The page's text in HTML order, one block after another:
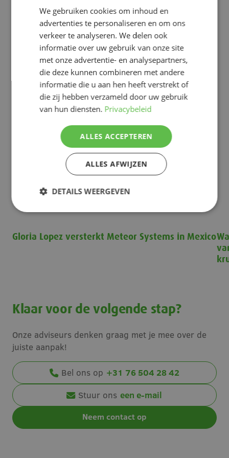
voedselproductie wereldwijd.
Kies voor maximale bescherming en tot wel 10 jaar
garantie met de nieuwe MS-150. Neem contact op
met een van onze teeltspecialisten; we bespreken
graag de mogelijkheden voor jouw bedrijf.
Meer nieuws
Gloria Lopez versterkt Meteor Systems in Mexico
Klaar voor de volgende stap?
Onze adviseurs denken graag met je mee over de
juiste aanpak!
Bel ons op +31 76 504 28 42
Stuur ons een e-mail
Neem contact op
We gebruiken cookies om inhoud en
advertenties te personaliseren en om ons
verkeer te analyseren. We delen ook
informatie over uw gebruik van onze site
met onze advertentie- en analysepartners,
die deze kunnen combineren met andere
informatie die u aan hen heeft verstrekt of
die zij hebben verzameld door uw gebruik
van hun diensten. Privacybeleid
ALLES ACCEPTEREN
ALLES AFWIJZEN
DETAILS WEERGEVEN
Strikt noodzakelijk Prestatie
Targeting
Naam
Aanbieder/Domein
www.meteorsystems.nl
dagen
PHPSESSID
PHP.net
Sessie